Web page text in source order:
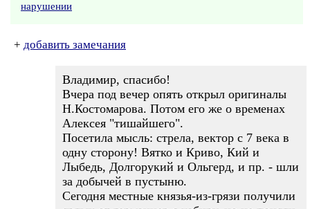
нарушении
+ добавить замечания
Владимир, спасибо!
Вчера под вечер опять открыл оригиналы
Н.Костомарова. Потом его же о временах
Алексея "тишайшего".
Посетила мысль: стрела, вектор с 7 века в
одну сторону! Вятко и Криво, Кий и
Лыбедь, Долгорукий и Ольгерд, и пр. - шли
за добычей в пустыню.
Сегодня местные князья-из-грязи получили